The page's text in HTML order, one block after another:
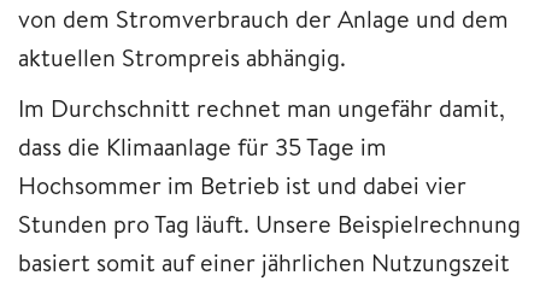
von dem Stromverbrauch der Anlage und dem
aktuellen Strompreis abhängig.
Im Durchschnitt rechnet man ungefähr damit,
dass die Klimaanlage für 35 Tage im
Hochsommer im Betrieb ist und dabei vier
Stunden pro Tag läuft. Unsere Beispielrechnung
basiert somit auf einer jährlichen Nutzungszeit